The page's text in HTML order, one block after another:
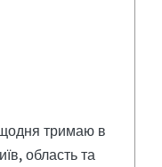
тримаю в
область та